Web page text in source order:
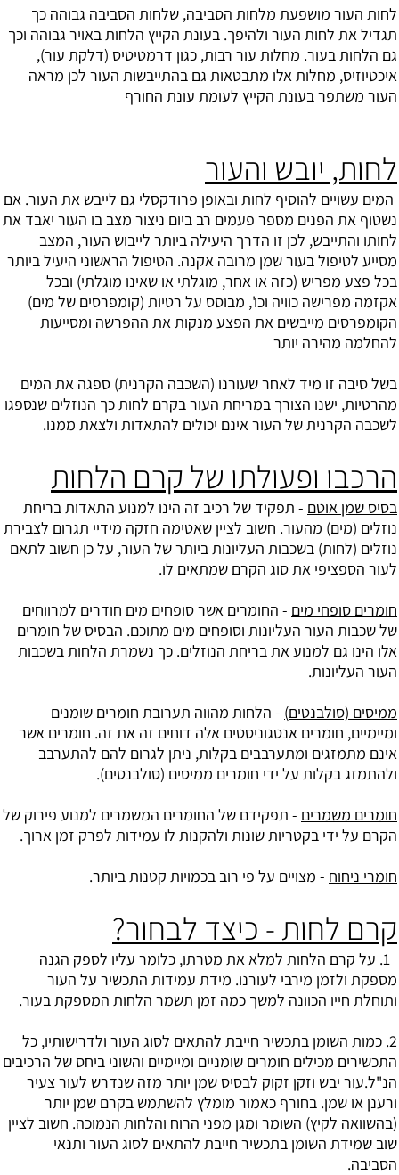
לחות העור מושפעת מלחות הסביבה, שלחות הסביבה גבוהה כך
תגדיל את לחות העור ולהיפך. בעונת הקייץ הלחות באויר גבוהה וכך
גם הלחות בעור. מחלות עור רבות, כגון דרמטיטיס (דלקת עור),
איכטיוזיס, מחלות אלו מתבטאות גם בהתייבשות העור לכן מראה
העור משתפר בעונת הקייץ לעומת עונת החורף
לחות, יובש והעור
המים עשויים להוסיף לחות ובאופן פרודקסלי גם לייבש את העור. אם
נשטוף את הפנים מספר פעמים רב ביום ניצור מצב בו העור יאבד את
לחותו והתייבש, לכן זו הדרך היעילה ביותר לייבוש העור, המצב
מסייע לטיפול בעור שמן מרובה אקנה. הטיפול הראשוני היעיל ביותר
בכל פצע מפריש (כזה או אחר, מוגלתי או שאינו מוגלתי) ובכל
אקזמה מפרישה כוויה וכו', מבוסס על רטיות (קומפרסים של מים)
הקומפרסים מייבשים את הפצע מנקות את ההפרשה ומסייעות
להחלמה מהירה יותר
בשל סיבה זו מיד לאחר שעורנו (השכבה הקרנית) ספגה את המים
מהרטיות, ישנו הצורך במריחת העור בקרם לחות כך הנוזלים שנספגו
לשכבה הקרנית של העור אינם יכולים להתאדות ולצאת ממנו.
הרכבו ופעולתו של קרם הלחות
בסיס שמן אוטם - תפקיד של רכיב זה הינו למנוע התאדות בריחת
נוזלים (מים) מהעור. חשוב לציין שאטימה חזקה מידיי תגרום לצבירת
נוזלים (לחות) בשכבות העליונות ביותר של העור, על כן חשוב לתאם
לעור הספציפי את סוג הקרם שמתאים לו.
חומרים סופחי מים - החומרים אשר סופחים מים חודרים למרווחים
של שכבות העור העליונות וסופחים מים מתוכם. הבסיס של חומרים
אלו הינו גם למנוע את בריחת הנוזלים. כך נשמרת הלחות בשכבות
העור העליונות.
ממיסים (סולבנטים) - הלחות מהווה תערובת חומרים שומנים
ומיימיים, חומרים אנטגוניסטים אלה דוחים זה את זה. חומרים אשר
אינם מתמזגים ומתערבבים בקלות, ניתן לגרום להם להתערבב
ולהתמזג בקלות על ידי חומרים ממיסים (סולבנטים).
חומרים משמרים - תפקידם של החומרים המשמרים למנוע פירוק של
הקרם על ידי בקטריות שונות ולהקנות לו עמידות לפרק זמן ארוך.
חומרי ניחוח - מצויים על פי רוב בכמויות קטנות ביותר.
קרם לחות - כיצד לבחור?
1. על קרם הלחות למלא את מטרתו, כלומר עליו לספק הגנה
מספקת ולזמן מירבי לעורנו. מידת עמידות התכשיר על העור
ותוחלת חייו הכוונה למשך כמה זמן תשמר הלחות המספקת בעור.
2. כמות השומן בתכשיר חייבת להתאים לסוג העור ולדרישותיו, כל
התכשירים מכילים חומרים שומניים ומיימיים והשוני ביחס של הרכיבים
הנ"ל.עור יבש וזקן זקוק לבסיס שמן יותר מזה שנדרש לעור צעיר
ורענן או שמן. בחורף כאמור מומלץ להשתמש בקרם שמן יותר
(בהשוואה לקיץ) השומר ומגן מפני הרוח והלחות הנמוכה. חשוב לציין
שוב שמידת השומן בתכשיר חייבת להתאים לסוג העור ותנאי
הסביבה.